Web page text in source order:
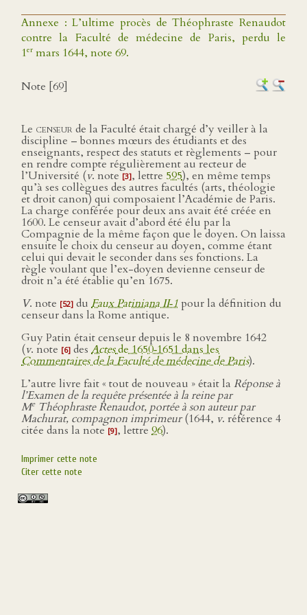
Annexe : L’ultime procès de Théophraste Renaudot
contre la Faculté de médecine de Paris, perdu le
1er mars 1644, note 69.
Note [69]
Le censeur de la Faculté était chargé d’y veiller à la
discipline – bonnes mœurs des étudiants et des
enseignants, respect des statuts et règlements – pour
en rendre compte régulièrement au recteur de
l’Université (v. note[3], lettre 595), en même temps
qu’à ses collègues des autres facultés (arts, théologie
et droit canon) qui composaient l’Académie de Paris.
La charge conférée pour deux ans avait été créée en
1600. Le censeur avait d’abord été élu par la
Compagnie de la même façon que le doyen. On laissa
ensuite le choix du censeur au doyen, comme étant
celui qui devait le seconder dans ses fonctions. La
règle voulant que l’ex-doyen devienne censeur de
droit n’a été établie qu’en 1675.
V. note [52] du Faux Patiniana II‑1pour la définition du
censeur dans la Rome antique.
Guy Patin était censeur depuis le 8 novembre 1642
(v. note [6] des Actesde 1650‑1651 dans les
Commentaires de la Faculté de médecine de Paris).
L’autre livre fait « tout de nouveau » était la Réponse à
l’Examen de la requête présentée à la reine par
MeThéophraste Renaudot, portée à son auteur par
Machurat, compagnon imprimeur(1644, v. référence 4
citée dans la note[9], lettre 96).
Imprimer cette note
Citer cette note